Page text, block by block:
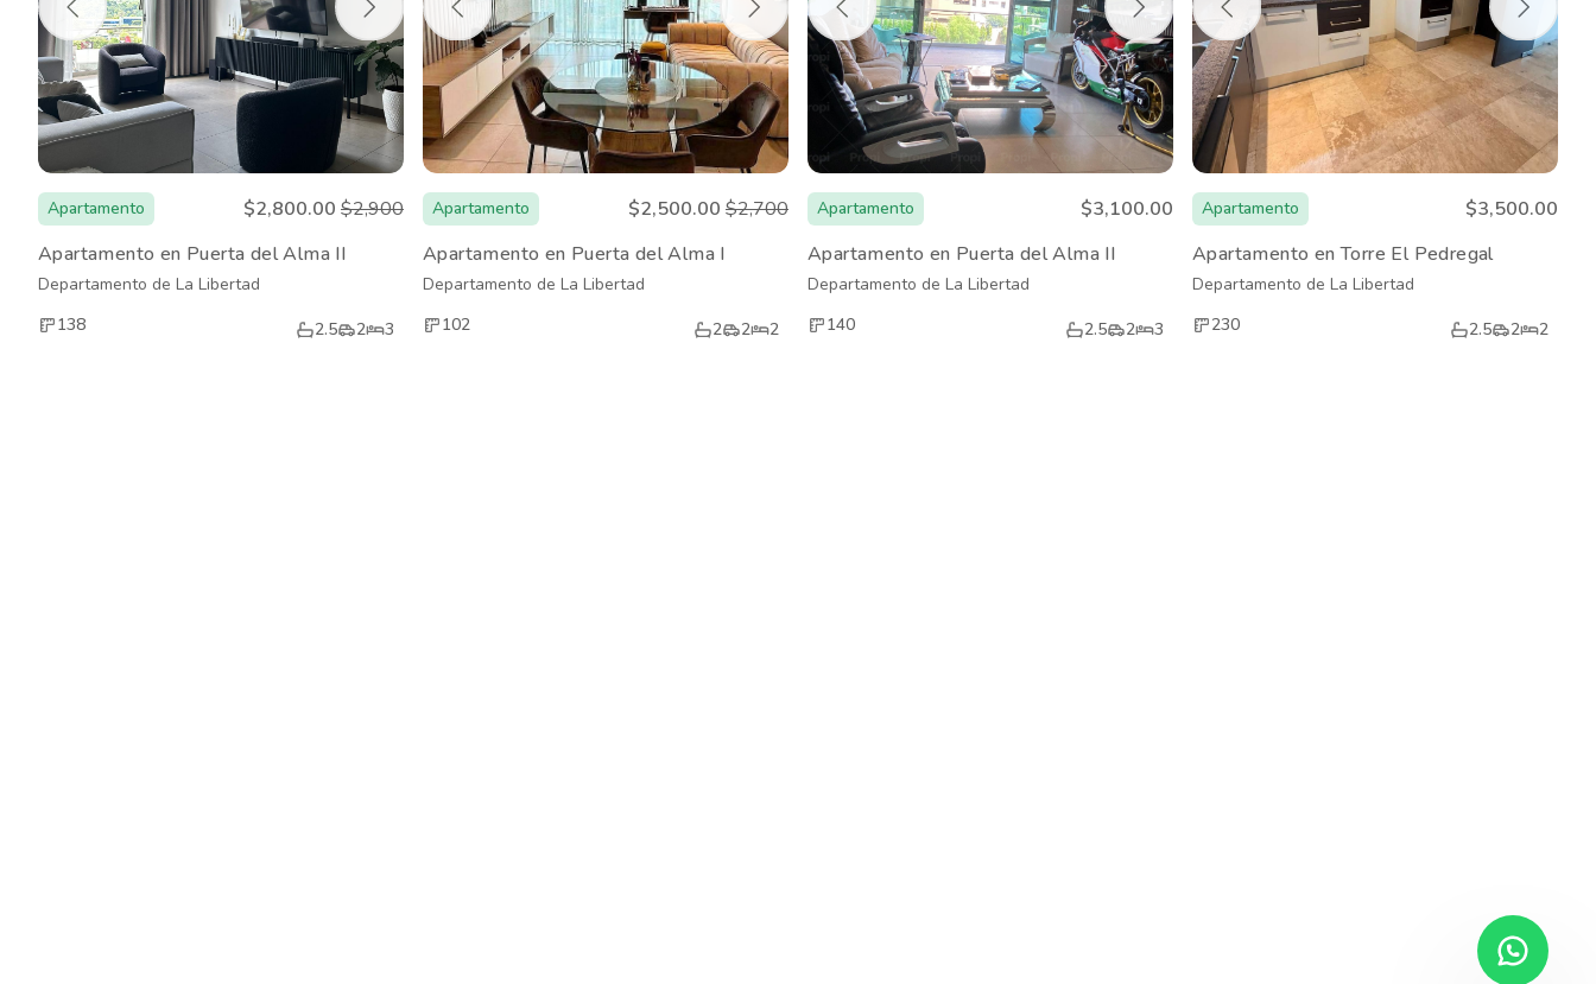
Apartamento $2,800.00 $2,900
Apartamento en Puerta del Alma II
Departamento de La Libertad
138
2.5 2 3
Apartamento $2,500.00 $2,700
Apartamento en Puerta del Alma I
Departamento de La Libertad
102
2 2 2
Apartamento
$3,100.00
Apartamento en Puerta del Alma II
Departamento de La Libertad
140
2.5 2 3
Apartamento
$3,500.00
Apartamento en Torre El Pedregal
Departamento de La Libertad
230
2.5 2 2